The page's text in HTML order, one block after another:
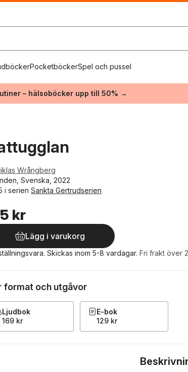
PocketböckerSpel och pussel
– hälsoböcker upp till 50% →
Wrångberg
Svenska, 2022
i serien Sankta Gertrudserien
kr
Lägg i varukorg
Skickas inom 5-8 vardagar. Fri frakt över
format och utgåvor
Ljudbok
169 kr
E-bok
129 kr